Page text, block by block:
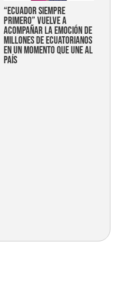
“Ecuador siempre
primero” vuelve a
acompañar la emoción de
millones de ecuatorianos
en un momento que une al
país